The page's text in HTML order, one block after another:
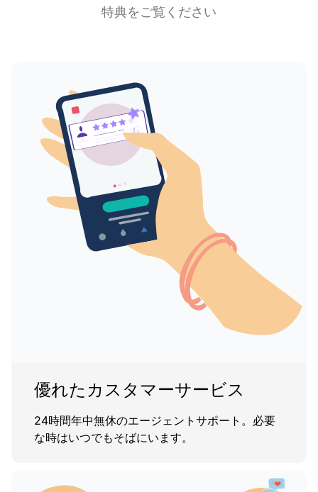
特典をご覧ください
優れたカスタマーサービス
24時間年中無休のエージェントサポート。必要
な時はいつでもそばにいます。